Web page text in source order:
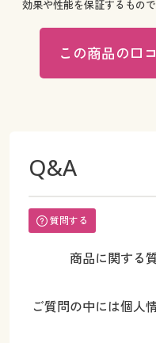
効果や性能を保証するもので
この商品の口
Q&A
質問する
商品に関する
ご質問の中には個人